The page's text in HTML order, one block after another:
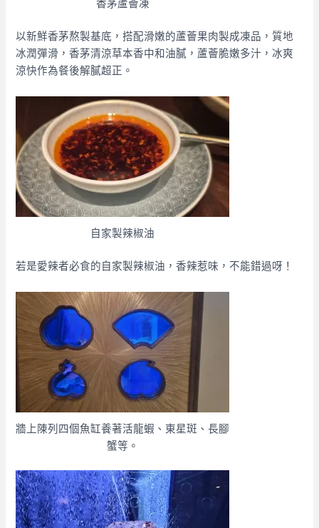
香茅蘆薈凍
以新鮮香茅熬製基底，搭配滑嫩的蘆薈果肉製成凍品，質地
冰潤彈滑，香茅清涼草本香中和油膩，蘆薈脆嫩多汁，冰爽
涼快作為餐後解膩超正。
自家製辣椒油
若是愛辣者必食的自家製辣椒油，香辣惹味，不能錯過呀！
牆上陳列四個魚缸養著活龍蝦、東星斑、長腳
蟹等。